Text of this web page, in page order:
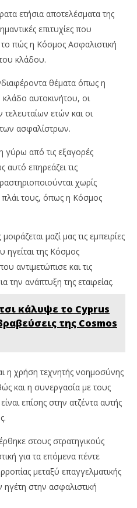
ετήσια αποτελέσματα της
επιτυχίες που
πώς η Κόσμος Ασφαλιστική
του κλάδου.
θέματα όπως η
κλάδο αυτοκινήτου, οι
ετών και οι
ασφαλίστρων.
γύρω από τις εξαγορές
αυτό επηρεάζει τις
χωρίς
πλάι τους, όπως η Κόσμος
μαζί μας τις εμπειρίες
της Κόσμος
αντιμετώπισε και τις
την ανάπτυξη της εταιρείας.
κάλυψε το Cyprus
της Cosmos
η χρήση τεχνητής νοημοσύνης
και η συνεργασία με τους
επίσης στην ατζέντα αυτής
στους στρατηγικούς
για τα επόμενα πέντε
μεταξύ επαγγελματικής
στην ασφαλιστική